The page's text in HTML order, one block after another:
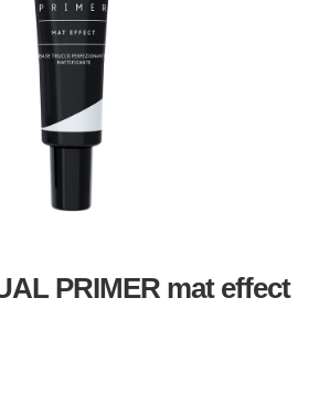
PRIMER mat effect